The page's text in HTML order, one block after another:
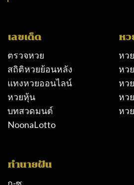
เลขเด็ด
ตรวจหวย
สถิติหวยย้อนหลัง
แทงหวยออนไลน์
หวยหุ้น
บทสวดมนต์
NoonaLotto
หว
หว
หว
หว
หว
หว
ทำนายฝัน